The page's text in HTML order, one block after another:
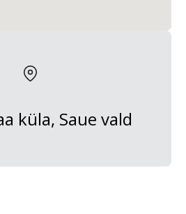
küla, Saue vald